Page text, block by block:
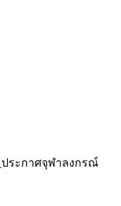
ประกาศจุฬาลงกรณ์